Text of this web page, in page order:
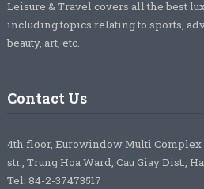
Leisure & Travel covers all the best
including topics relating to sports,
beauty, art, etc.
Contact Us
4th floor, Eurowindow Multi Complex
str., Trung Hoa Ward, Cau Giay Dist.,
Tel: 84-2-37473517